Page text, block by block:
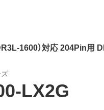
1600）対応 204Pin用
LX2G